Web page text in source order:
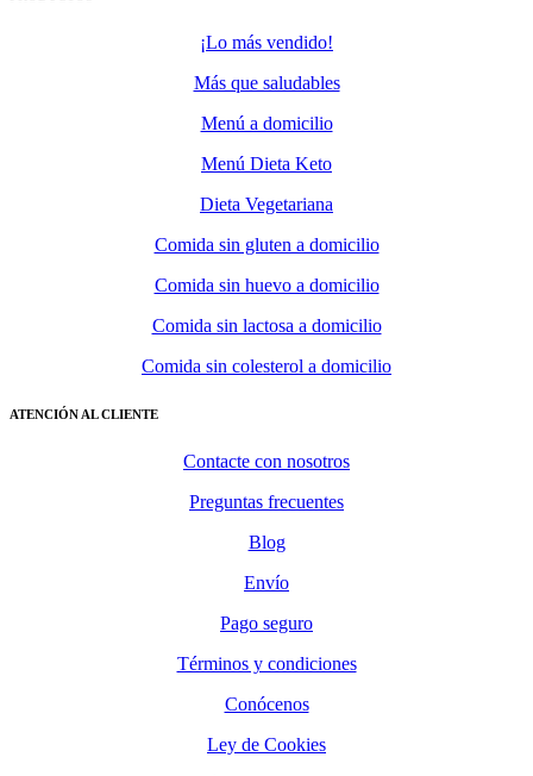
¡Lo más vendido!
Más que saludables
Menú a domicilio
Menú Dieta Keto
Dieta Vegetariana
Comida sin gluten a domicilio
Comida sin huevo a domicilio
Comida sin lactosa a domicilio
Comida sin colesterol a domicilio
ATENCIÓN AL CLIENTE
Contacte con nosotros
Preguntas frecuentes
Blog
Envío
Pago seguro
Términos y condiciones
Conócenos
Ley de Cookies